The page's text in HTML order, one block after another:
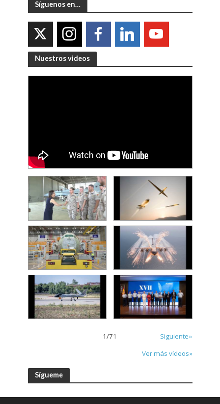
Síguenos en…
Nuestros videos
1/71
Siguiente»
Ver más vídeos»
Sígueme